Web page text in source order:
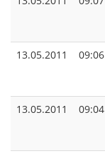
13.05.2011
09:06
13.05.2011
09:04